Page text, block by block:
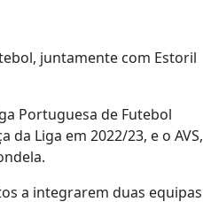
juntamente com Estoril
Portuguesa de Futebol
Liga em 2022/23, e o AVS,
a integrarem duas equipas